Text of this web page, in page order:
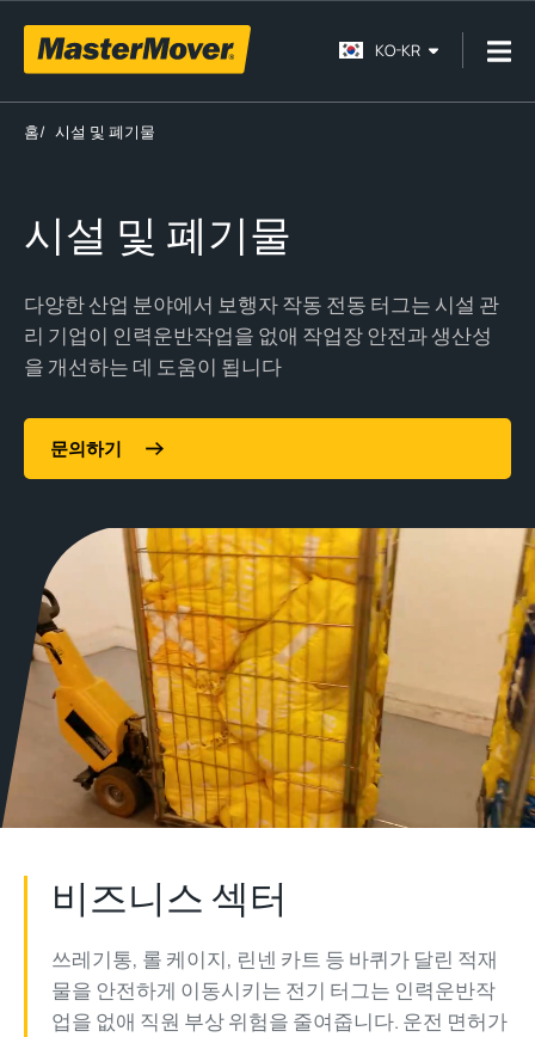
KO-KR
홈/ 시설 및 폐기물
시설 및 폐기물
다양한 산업 분야에서 보행자 작동 전동 터그는 시설 관
리 기업이 인력운반작업을 없애 작업장 안전과 생산성
을 개선하는 데 도움이 됩니다
문의하기
비즈니스 섹터
쓰레기통, 롤 케이지, 린넨 카트 등 바퀴가 달린 적재
물을 안전하게 이동시키는 전기 터그는 인력운반작
업을 없애 직원 부상 위험을 줄여줍니다. 운전 면허가